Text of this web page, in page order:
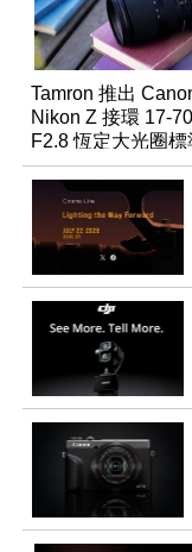
Tamron 推出
Nikon Z 接環 17-
F2.8 恆定大光圈標
鏡